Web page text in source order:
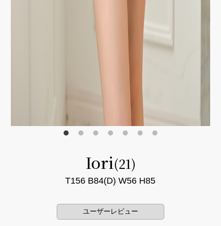
Iori(21)
T156 B84(D) W56 H85
ユーザーレビュー